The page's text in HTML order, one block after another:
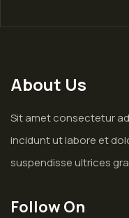
About Us
Sit amet consectetur
incidunt ut labore et
suspendisse ultrices
Follow On